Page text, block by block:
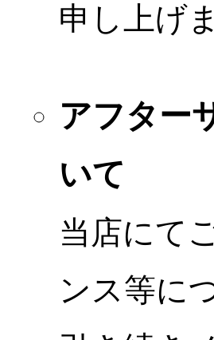
申し上げ
アフター
いて
当店にて
ンス等に